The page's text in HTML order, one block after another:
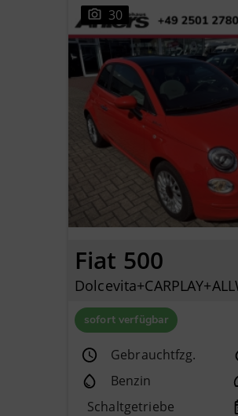
30
Fiat 500
sofort verfügbar
Gebrauchtfzg.
Benzin
Schaltgetriebe